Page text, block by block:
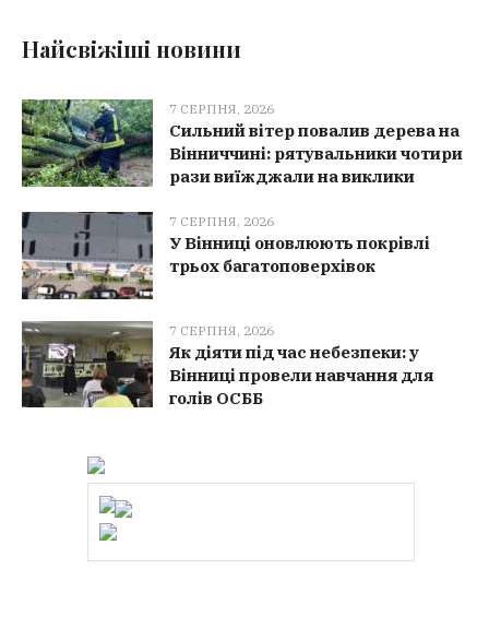
Найсвіжіші новини
7 СЕРПНЯ, 2026
Сильний вітер повалив дерева на
Вінниччині: рятувальники чотири
рази виїжджали на виклики
7 СЕРПНЯ, 2026
У Вінниці оновлюють покрівлі
трьох багатоповерхівок
7 СЕРПНЯ, 2026
Як діяти під час небезпеки: у
Вінниці провели навчання для
голів ОСББ